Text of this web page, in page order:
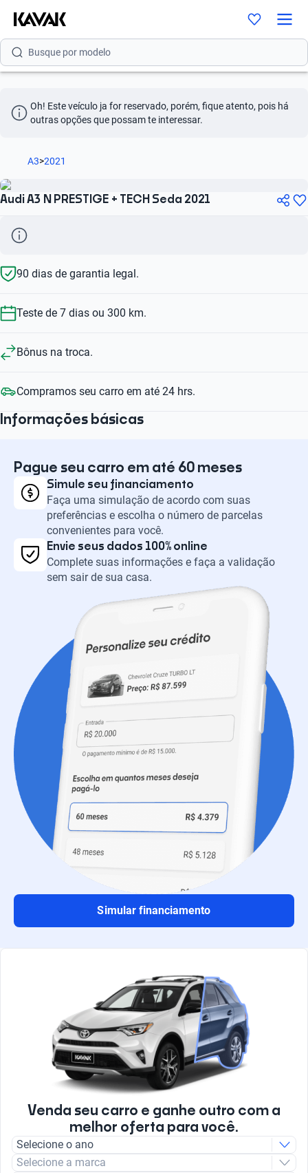
Busque por versão
Busque por marca
Oh! Este veículo ja for reservado, porém, fique atento, pois há
outras opções que possam te interessar.
A3>2021
Audi A3 N PRESTIGE + TECH Seda 2021
90 dias de garantia legal.
Teste de 7 dias ou 300 km.
Bônus na troca.
Compramos seu carro em até 24 hrs.
Informações básicas
Pague seu carro em até 60 meses
Simule seu financiamento
Faça uma simulação de acordo com suas
preferências e escolha o número de parcelas
convenientes para você.
Envie seus dados 100% online
Complete suas informações e faça a validação
sem sair de sua casa.
Simular financiamento
Venda seu carro e ganhe outro com a
melhor oferta para você.
Selecione o ano
Selecione a marca